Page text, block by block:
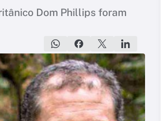
Dom Phillips foram